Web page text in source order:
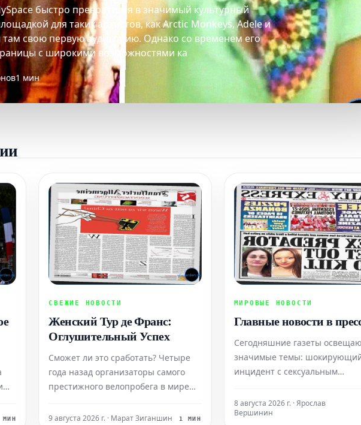
быстро превратился в значимый культурный
для таких артистов, как Arctic Monkeys, Adele и
свою первую аудиторию. Однако со временем его
с широкими возможностями ка
1 мин
МИН
СВЕЖИЕ НОВОСТИ
Женский Тур де Франс:
Оглушительный Успех
Сможет ли это сработать? Четыре
года назад организаторы самого
престижного велопробега в мире
задаваясь этим вопросом. Сегодня
9 августа 2026 г. · Марат Зиганшин 1 МИН
МИРОВЫЕ НОВОСТИ
Главные новости в
Сегодняшние газеты
значимые темы:
инцидент с сексуальным
выпущенным на свободу,
впоследствии совершил
8 августа 2026 г. · Ярослав
Вершинин